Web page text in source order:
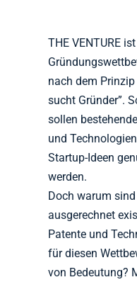
THE VENTURE
nach dem Prinzip
sucht Gründer”.
sollen
und
Startup-Ideen
werden.
Doch warum sind
ausgerechnet
Patente und
für diesen
von Bedeutung?